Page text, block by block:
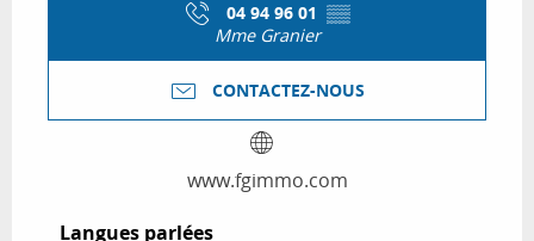
04 94 96 01 ▒▒
Mme Granier
CONTACTEZ-NOUS
www.fgimmo.com
Langues parlées
Langues parlées